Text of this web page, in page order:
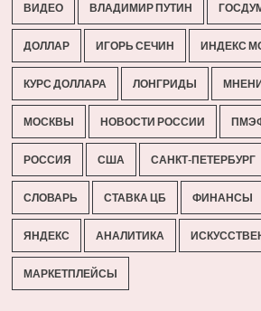
ВИДЕО ВЛАДИМИР ПУТИН
ДОЛЛАР ИГОРЬ СЕЧИН ИНДЕКС
КУРС ДОЛЛАРА ЛОНГРИДЫ
МОСКВЫ НОВОСТИ РОССИИ
РОССИЯ США САНКТ-ПЕТЕРБУРГ
СЛОВАРЬ СТАВКА ЦБ ФИНАНСЫ
ЯНДЕКС АНАЛИТИКА
МАРКЕТПЛЕЙСЫ